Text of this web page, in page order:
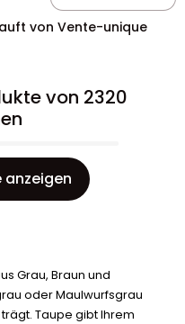
von Vente-unique
von 2320
anzeigen
Grau, Braun und
oder Maulwurfsgrau
Taupe gibt Ihrem